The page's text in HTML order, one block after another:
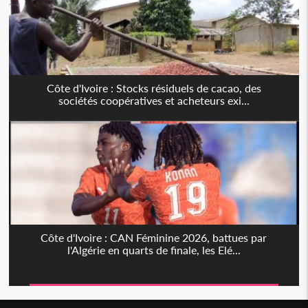
Côte d'Ivoire : Stocks résiduels de cacao, des
sociétés coopératives et acheteurs exi...
Côte d'Ivoire : CAN Féminine 2026, battues par
l'Algérie en quarts de finale, les Elé...